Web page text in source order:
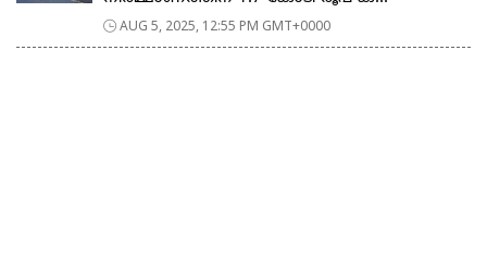
AUG 5, 2025, 12:55 PM GMT+0000